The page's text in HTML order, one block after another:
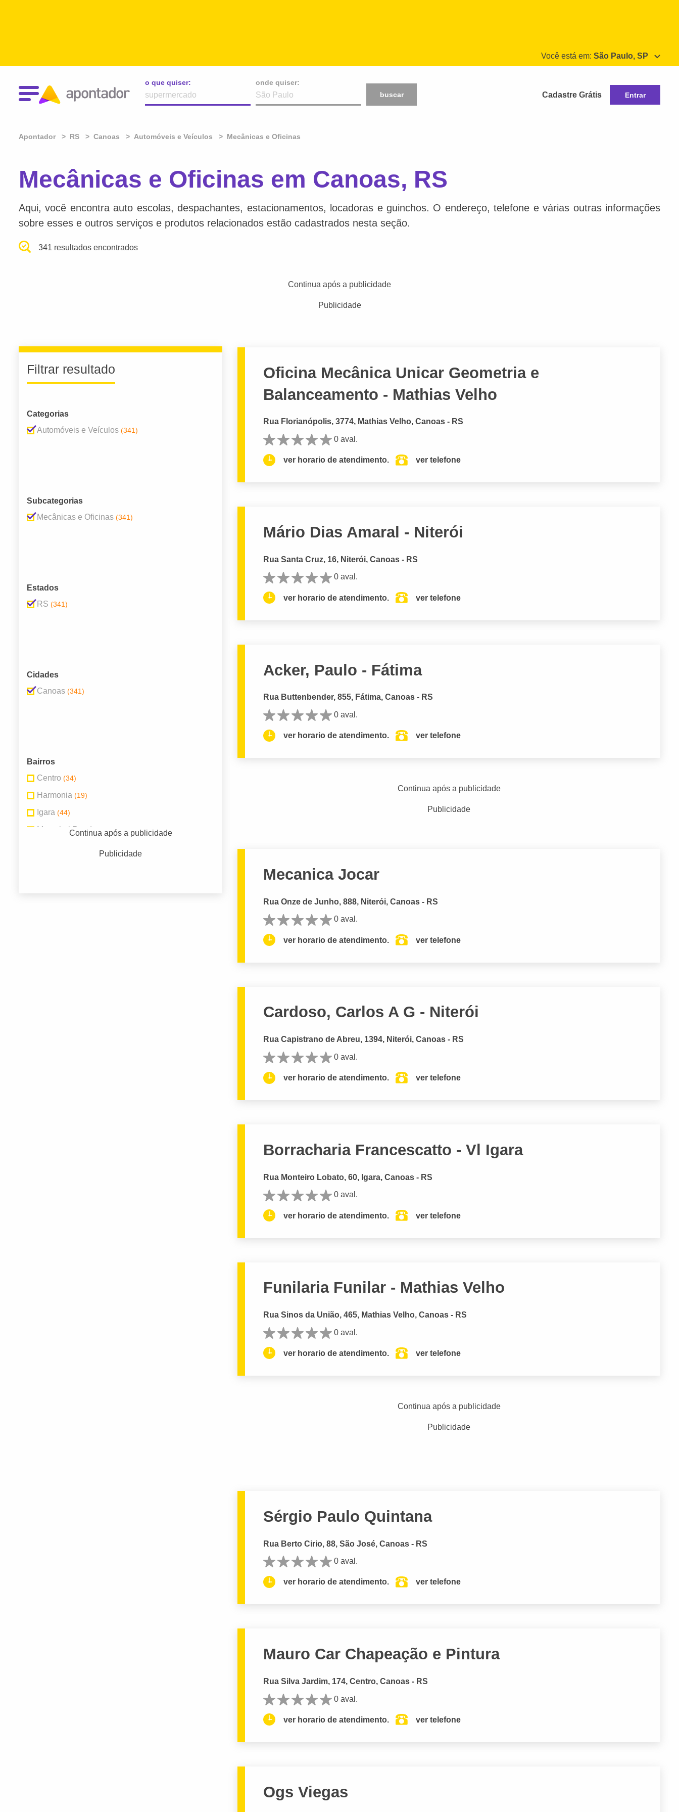
Você está em: São Paulo, SP
o que quiser:
onde quiser:
buscar
Cadastre Grátis Entrar
Apontador RS Canoas Automóveis e Veículos Mecânicas e Oficinas
Mecânicas e Oficinas em Canoas, RS
Aqui, você encontra auto escolas, despachantes, estacionamentos, locadoras e guinchos. O endereço, telefone e várias outras informações
sobre esses e outros serviços e produtos relacionados estão cadastrados nesta seção.
341 resultados encontrados
Continua após a publicidade
Publicidade
Filtrar resultado
Categorias
Automóveis e Veículos (341)
Subcategorias
Mecânicas e Oficinas (341)
Estados
RS (341)
Cidades
Canoas (341)
Bairros
Centro (34)
Harmonia (19)
Igara (44)
Marechal Rondon (26)
Continua após a publicidade
Publicidade
Oficina Mecânica Unicar Geometria e
Balanceamento - Mathias Velho
Rua Florianópolis, 3774, Mathias Velho, Canoas - RS
0 aval.
ver horario de atendimento. ver telefone
Mário Dias Amaral - Niterói
Rua Santa Cruz, 16, Niterói, Canoas - RS
0 aval.
ver horario de atendimento. ver telefone
Acker, Paulo - Fátima
Rua Buttenbender, 855, Fátima, Canoas - RS
0 aval.
ver horario de atendimento. ver telefone
Continua após a publicidade
Publicidade
Mecanica Jocar
Rua Onze de Junho, 888, Niterói, Canoas - RS
0 aval.
ver horario de atendimento. ver telefone
Cardoso, Carlos A G - Niterói
Rua Capistrano de Abreu, 1394, Niterói, Canoas - RS
0 aval.
ver horario de atendimento. ver telefone
Borracharia Francescatto - Vl Igara
Rua Monteiro Lobato, 60, Igara, Canoas - RS
0 aval.
ver horario de atendimento. ver telefone
Funilaria Funilar - Mathias Velho
Rua Sinos da União, 465, Mathias Velho, Canoas - RS
0 aval.
ver horario de atendimento. ver telefone
Continua após a publicidade
Publicidade
Sérgio Paulo Quintana
Rua Berto Cirio, 88, São José, Canoas - RS
0 aval.
ver horario de atendimento. ver telefone
Mauro Car Chapeação e Pintura
Rua Silva Jardim, 174, Centro, Canoas - RS
0 aval.
ver horario de atendimento. ver telefone
Ogs Viegas